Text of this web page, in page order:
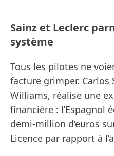
Sainz et Leclerc
système
Tous les pilotes ne
facture grimper. Carlos
Williams, réalise une
financière : l’Espagnol
demi-million d’euros
Licence par rapport à